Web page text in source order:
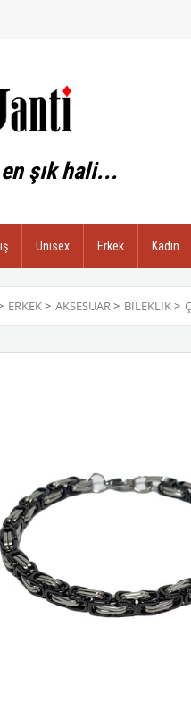
en şık hali...
Unisex Erkek Kadın
ERKEK> AKSESUAR> BILEKLIK>